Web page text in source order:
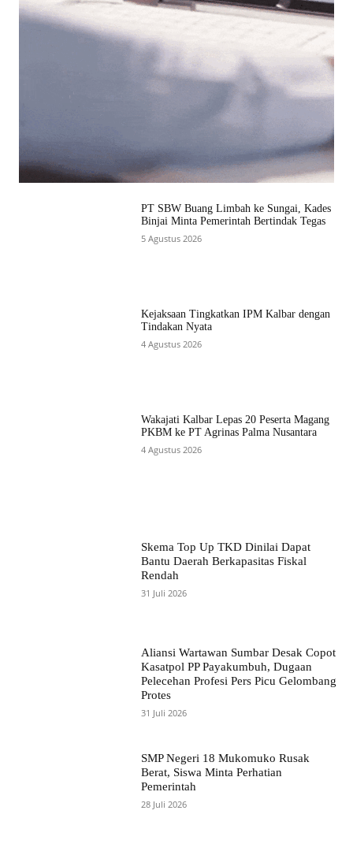
PT SBW Buang Limbah ke Sungai, Kades
Binjai Minta Pemerintah Bertindak Tegas
5 Agustus 2026
Kejaksaan Tingkatkan IPM Kalbar dengan
Tindakan Nyata
4 Agustus 2026
Wakajati Kalbar Lepas 20 Peserta Magang
PKBM ke PT Agrinas Palma Nusantara
4 Agustus 2026
Skema Top Up TKD Dinilai Dapat
Bantu Daerah Berkapasitas Fiskal
Rendah
31 Juli 2026
Aliansi Wartawan Sumbar Desak Copot
Kasatpol PP Payakumbuh, Dugaan
Pelecehan Profesi Pers Picu Gelombang
Protes
31 Juli 2026
SMP Negeri 18 Mukomuko Rusak
Berat, Siswa Minta Perhatian
Pemerintah
28 Juli 2026